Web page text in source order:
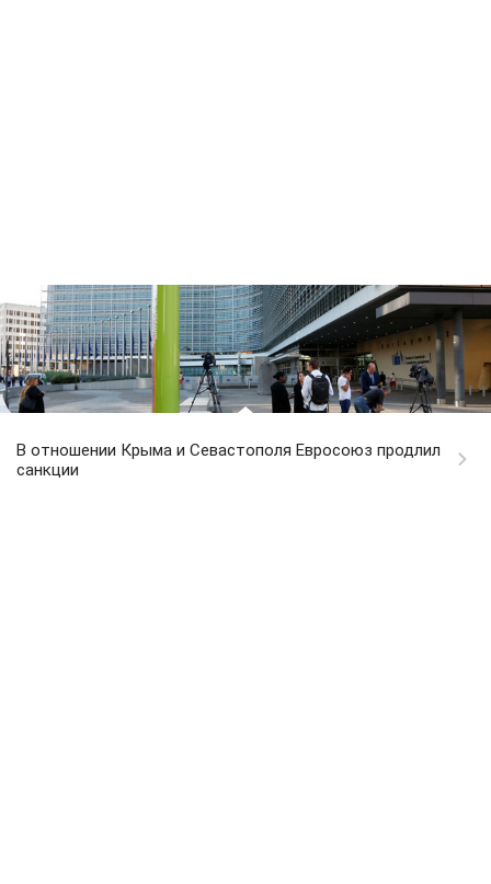
В отношении Крыма и Севастополя Евросоюз продлил
санкции